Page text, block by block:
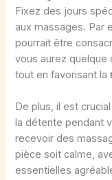
Fixez des jours
aux massages. Par
pourrait être
vous aurez quelque
tout en favorisant la
De plus, il est
la détente pendant
recevoir des
pièce soit calme,
essentielles